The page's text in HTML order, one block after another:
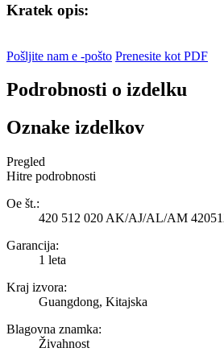
Kratek opis:
Pošljite nam e -pošto Prenesite kot PDF
Podrobnosti o izdelku
Oznake izdelkov
Pregled
Hitre podrobnosti
Oe št.:
420 512 020 AK/AJ/AL/AM
Garancija:
1 leta
Kraj izvora:
Guangdong, Kitajska
Blagovna znamka:
Živahnost